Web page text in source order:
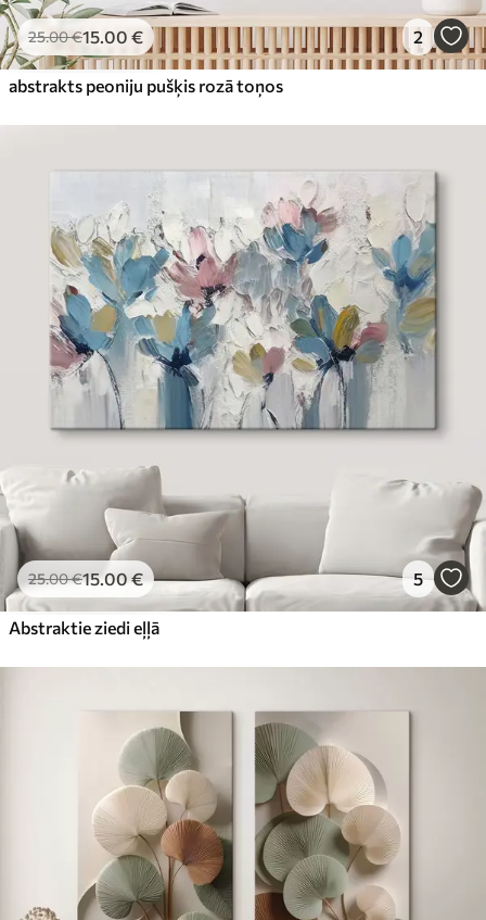
25.00€15.00 € 2
abstrakts peoniju pušķis rozā toņos
25.00€15.00€ 5
Abstraktie ziedi eļļā